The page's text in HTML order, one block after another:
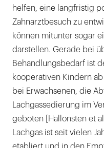
helfen, eine langfristig
Zahnarztbesuch zu
können mitunter sogar
darstellen. Gerade bei
Behandlungsbedarf ist
kooperativen Kindern
bei Erwachsenen, die
Lachgassedierung im
geboten [Hallonsten et
Lachgas ist seit vielen